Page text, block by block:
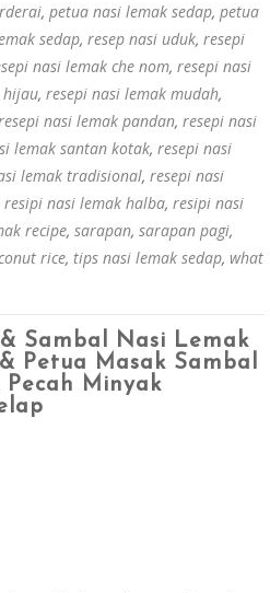
, petua nasi lemak sedap, petua
sedap, resep nasi uduk, resepi
nasi lemak che nom, resepi nasi
hijau, resepi nasi lemak mudah,
nasi lemak pandan, resepi nasi
lemak santan kotak, resepi nasi
lemak tradisional, resepi nasi
resipi nasi lemak halba, resipi nasi
recipe, sarapan, sarapan pagi,
rice, tips nasi lemak sedap, what
Sambal Nasi Lemak
Petua Masak Sambal
Minyak